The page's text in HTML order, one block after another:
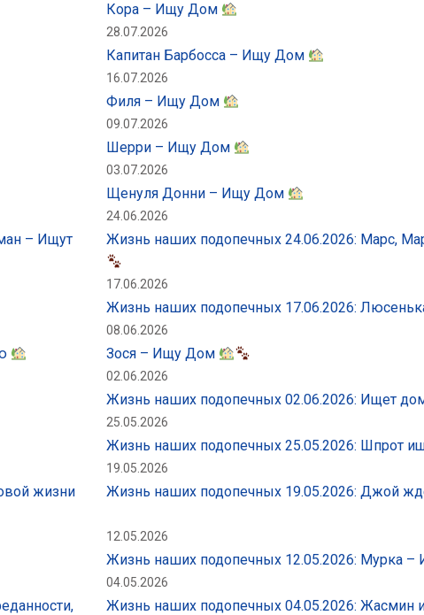
Кора – Ищу Дом
28.07.2026
Капитан Барбосса – Ищу Дом
16.07.2026
Филя – Ищу Дом
09.07.2026
Шерри – Ищу Дом
03.07.2026
Щенуля Донни – Ищу Дом
– Ищут
24.06.2026
Жизнь наших подопечных 24.06.2026: Марс,
17.06.2026
Жизнь наших подопечных 17.06.2026:
08.06.2026
Зося – Ищу Дом
02.06.2026
Жизнь наших подопечных 02.06.2026: Ищет
25.05.2026
Жизнь наших подопечных 25.05.2026: Шпрот
жизни
19.05.2026
Жизнь наших подопечных 19.05.2026: Джой
12.05.2026
Жизнь наших подопечных 12.05.2026: Мурка
04.05.2026
Жизнь наших подопечных 04.05.2026: